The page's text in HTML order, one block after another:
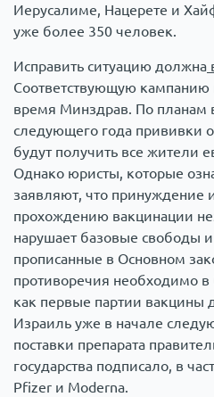
Иерусалиме, Нацерете и
уже более 350 человек.
Исправить ситуацию должна
Соответствующую кампанию
время Минздрав. По планам
следующего года прививки
будут получить все жители
Однако юристы, которые
заявляют, что принуждение
прохождению вакцинации
нарушает базовые свободы
прописанные в Основном
противоречия необходимо
как первые партии вакцины
Израиль уже в начале
поставки препарата
государства подписало, в
Pfizer и Moderna.